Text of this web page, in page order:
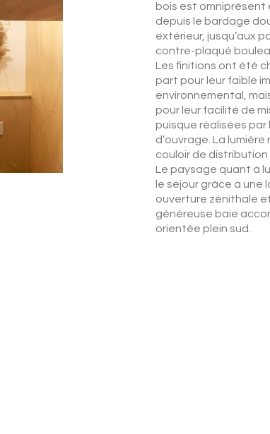
bois est omniprésent
depuis le bardage
extérieur, jusqu’aux
contre-plaqué
Les finitions ont été
part pour leur faible
environnemental,
pour leur facilité de
puisque réalisées par
d’ouvrage. La lumière
couloir de distribution
Le paysage quant à
le séjour grâce à une
ouverture zénithale
généreuse baie
orientée plein sud.